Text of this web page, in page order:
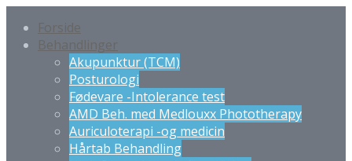
Forside
Behandlinger
Akupunktur (TCM)
Posturologi
Fødevare -Intolerance test
AMD Beh. med Medlouxx Phototherapy
Auriculoterapi -og medicin
Hårtab Behandling